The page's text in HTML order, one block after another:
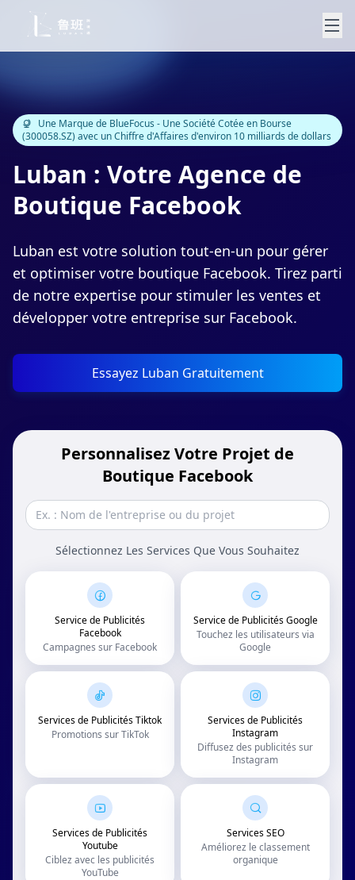
Une Marque de BlueFocus - Une Société Cotée en Bourse
(300058.SZ) avec un Chiffre d'Affaires d'environ 10 milliards de dollars
Luban : Votre Agence de
Boutique Facebook
Luban est votre solution tout-en-un pour gérer
et optimiser votre boutique Facebook. Tirez parti
de notre expertise pour stimuler les ventes et
développer votre entreprise sur Facebook.
Essayez Luban Gratuitement
Personnalisez Votre Projet de
Boutique Facebook
Sélectionnez Les Services Que Vous Souhaitez
Service de Publicités
Facebook
Campagnes sur Facebook
Service de Publicités Google
Touchez les utilisateurs via
Google
Services de Publicités Tiktok
Promotions sur TikTok
Services de Publicités
Instagram
Diffusez des publicités sur
Instagram
Services de Publicités
Youtube
Ciblez avec les publicités
YouTube
Services SEO
Améliorez le classement
organique